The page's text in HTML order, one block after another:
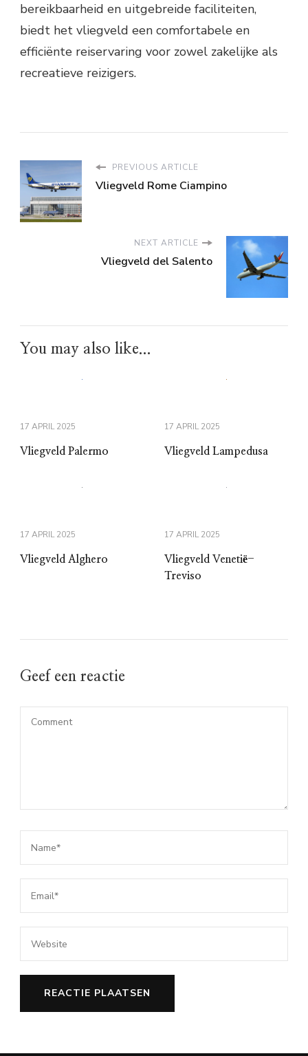
bereikbaarheid en uitgebreide faciliteiten,
biedt het vliegveld een comfortabele en
efficiënte reiservaring voor zowel zakelijke als
recreatieve reizigers.
PREVIOUS ARTICLE
Vliegveld Rome Ciampino
NEXT ARTICLE
Vliegveld del Salento
You may also like...
17 APRIL 2025
Vliegveld Palermo
17 APRIL 2025
Vliegveld Lampedusa
17 APRIL 2025
Vliegveld Alghero
17 APRIL 2025
Vliegveld Venetië-
Treviso
Geef een reactie